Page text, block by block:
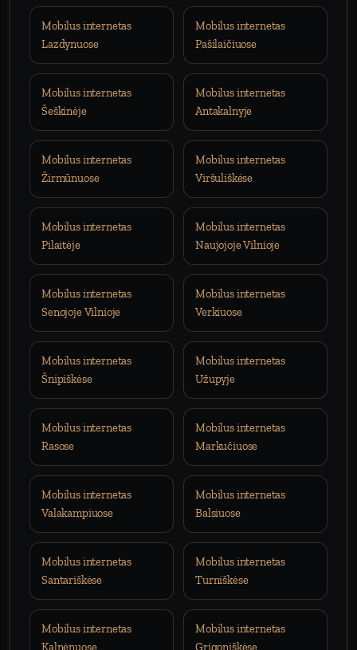
Mobilus internetas
Lazdynuose
Mobilus internetas
Pašilaičiuose
Mobilus internetas
Šeškinėje
Mobilus internetas
Antakalnyje
Mobilus internetas
Žirmūnuose
Mobilus internetas
Viršuliškėse
Mobilus internetas
Pilaitėje
Mobilus internetas
Naujojoje Vilnioje
Mobilus internetas
Senojoje Vilnioje
Mobilus internetas
Verkiuose
Mobilus internetas
Šnipiškėse
Mobilus internetas
Užupyje
Mobilus internetas
Rasose
Mobilus internetas
Markučiuose
Mobilus internetas
Valakampiuose
Mobilus internetas
Balsiuose
Mobilus internetas
Santariškėse
Mobilus internetas
Turniškėse
Mobilus internetas
Kalnėnuose
Mobilus internetas
Grigoniškėse